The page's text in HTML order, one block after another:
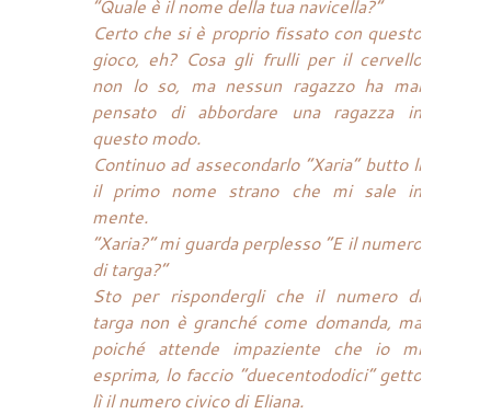
“Quale è il nome della tua navicella?”
Certo che si è proprio fissato con questo
gioco, eh? Cosa gli frulli per il cervello
non lo so, ma nessun ragazzo ha mai
pensato di abbordare una ragazza in
questo modo.
Continuo ad assecondarlo “Xaria” butto lì
il primo nome strano che mi sale in
mente.
“Xaria?” mi guarda perplesso “E il numero
di targa?”
Sto per rispondergli che il numero di
targa non è granché come domanda, ma
poiché attende impaziente che io mi
esprima, lo faccio “duecentododici” getto
lì il numero civico di Eliana.